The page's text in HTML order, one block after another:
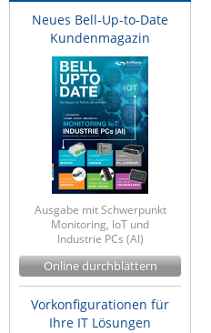
Unwired Networks
Vision
WATTECO
Westermo
Yuasa
ZPE Systems
News zu unseren Herstellern
Neues Bell-Up-to-Date
Kundenmagazin
Ausgabe mit Schwerpunkt
Monitoring, IoT und
Industrie PCs (AI)
Online durchblättern
Vorkonfigurationen für
Ihre IT Lösungen